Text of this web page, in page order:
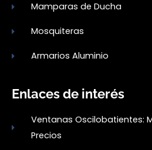
Mamparas de Ducha
Mosquiteras
Armarios Aluminio
Enlaces de interés
Ventanas Oscilobatientes:
Precios